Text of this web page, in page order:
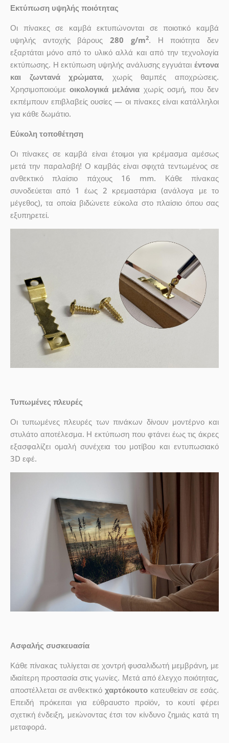
Εκτύπωση υψηλής ποιότητας
Οι πίνακες σε καμβά εκτυπώνονται σε ποιοτικό καμβά
υψηλής αντοχής βάρους280 g/m2. Η ποιότητα δεν
εξαρτάται μόνο από το υλικό αλλά και από την τεχνολογία
εκτύπωσης. Η εκτύπωση υψηλής ανάλυσης εγγυάταιέντονα
και ζωντανά χρώματα, χωρίς θαμπές αποχρώσεις.
Χρησιμοποιούμεοικολογικά μελάνια χωρίς οσμή, που δεν
εκπέμπουν επιβλαβείς ουσίες — οι πίνακες είναι κατάλληλοι
για κάθε δωμάτιο.
Εύκολη τοποθέτηση
Οι πίνακες σε καμβά είναι έτοιμοι για κρέμασμα αμέσως
μετά την παραλαβή! Ο καμβάς είναι σφιχτά τεντωμένος σε
ανθεκτικό πλαίσιο πάχους 16 mm. Κάθε πίνακας
συνοδεύεται από 1 έως 2 κρεμαστάρια (ανάλογα με το
μέγεθος), τα οποία βιδώνετε εύκολα στο πλαίσιο όπου σας
εξυπηρετεί.
Τυπωμένες πλευρές
Οι τυπωμένες πλευρές των πινάκων δίνουν μοντέρνο και
στυλάτο αποτέλεσμα. Η εκτύπωση που φτάνει έως τις άκρες
εξασφαλίζει ομαλή συνέχεια του μοτίβου και εντυπωσιακό
3D εφέ.
Ασφαλής συσκευασία
Κάθε πίνακας τυλίγεται σε χοντρή φυσαλιδωτή μεμβράνη, με
ιδιαίτερη προστασία στις γωνίες. Μετά από έλεγχο ποιότητας,
αποστέλλεται σε ανθεκτικό χαρτόκουτο κατευθείαν σε εσάς.
Επειδή πρόκειται για εύθραυστο προϊόν, το κουτί φέρει
σχετική ένδειξη, μειώνοντας έτσι τον κίνδυνο ζημιάς κατά τη
μεταφορά.